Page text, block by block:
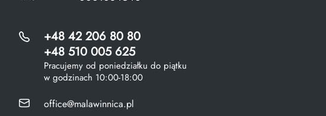
+48 42 206 80 80
+48 510 005 625
Pracujemy od poniedziałku do piątku
w godzinach 10:00-18:00
office@malawinnica.pl